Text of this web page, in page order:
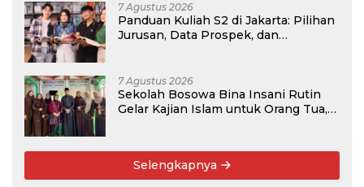
7 Agustus 2026
Panduan Kuliah S2 di Jakarta: Pilihan
Jurusan, Data Prospek, dan
7 Agustus 2026
Sekolah Bosowa Bina Insani Rutin
Gelar Kajian Islam untuk Orang Tua,
Selengkapnya